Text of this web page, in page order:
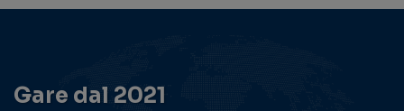
Gare dal 2021